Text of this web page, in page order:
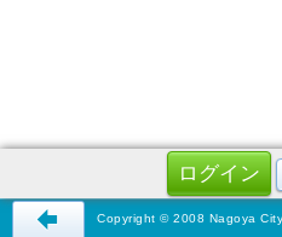
Copyright © 2008 Nagoya